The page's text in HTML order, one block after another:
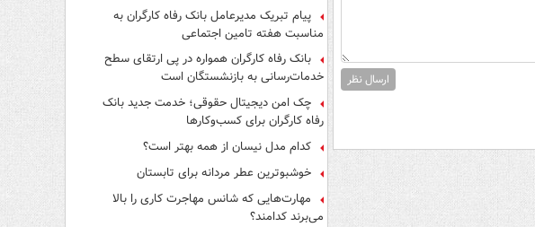
ارسال نظر
پیام تبریک مدیرعامل بانک رفاه کارگران به
مناسبت هفته تامین اجتماعی
بانک رفاه کارگران همواره در پی ارتقای سطح
خدمات‌رسانی به بازنشستگان است
چک امن دیجیتال حقوقی؛ خدمت جدید بانک
رفاه کارگران برای کسب‌وکارها
کدام مدل نیسان از همه بهتر است؟
خوشبوترین عطر مردانه برای تابستان
مهارت‌هایی که شانس مهاجرت کاری را بالا
می‌برند کدامند؟